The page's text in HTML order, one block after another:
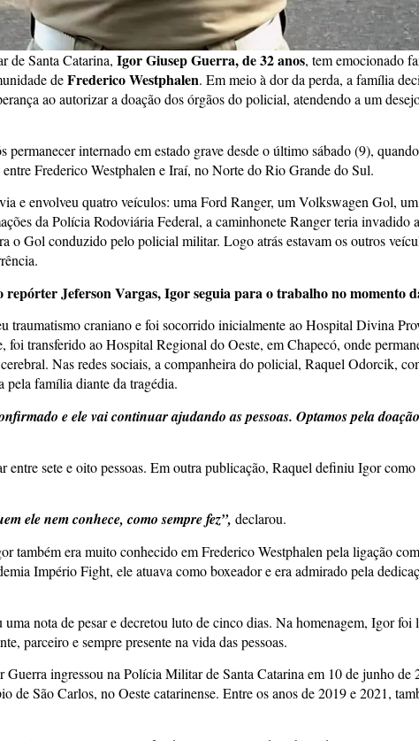
de Santa Catarina, Igor Giusep Guerra, de 32 anos, tem emocionado
deFrederico Westphalen. Em meio à dor da perda, a família
ao autorizar a doação dos órgãos do policial, atendendo a um
permanecer internado em estado grave desde o último sábado (9),
Frederico Westphalen e Iraí, no Norte do Rio Grande do Sul.
e envolveu quatro veículos: uma Ford Ranger, um Volkswagen Gol,
da Polícia Rodoviária Federal, a caminhonete Ranger teria invadido
o Gol conduzido pelo policial militar. Logo atrás estavam os outros
Jeferson Vargas, Igor seguia para o trabalho no momento
traumatismo craniano e foi socorrido inicialmente ao Hospital Divina
foi transferido ao Hospital Regional do Oeste, em Chapecó, onde
Nas redes sociais, a companheira do policial, Raquel Odorcik,
pela família diante da tragédia.
e ele vai continuar ajudando as pessoas. Optamos pela
entre sete e oito pessoas. Em outra publicação, Raquel definiu Igor
ele nem conhece, como sempre fez”, declarou.
também era muito conhecido em Frederico Westphalen pela ligação
Império Fight, ele atuava como boxeador e era admirado pela
nota de pesar e decretou luto de cinco dias. Na homenagem, Igor foi
parceiro e sempre presente na vida das pessoas.
ingressou na Polícia Militar de Santa Catarina em 10 de junho de
de São Carlos, no Oeste catarinense. Entre os anos de 2019 e 2021,